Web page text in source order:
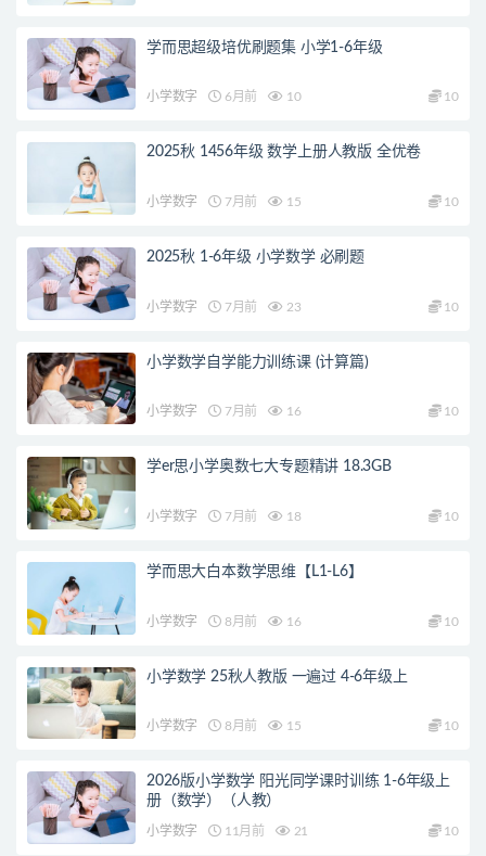
学而思超级培优刷题集 小学1-6年级
小学数字 6月前 10 10
2025秋 1456年级 数学上册人教版 全优卷
小学数字 7月前 15 10
2025秋 1-6年级 小学数学 必刷题
小学数字 7月前 23 10
小学数学自学能力训练课 (计算篇)
小学数字 7月前 16 10
学er思小学奥数七大专题精讲 18.3GB
小学数字 7月前 18 10
学而思大白本数学思维【L1-L6】
小学数字 8月前 16 10
小学数学 25秋人教版 一遍过 4-6年级上
小学数字 8月前 15 10
2026版小学数学 阳光同学课时训练 1-6年级上
册（数学）（人教）
小学数字 11月前 21 10